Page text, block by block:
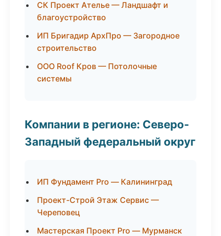
СК Проект Ателье — Ландшафт и
благоустройство
ИП Бригадир АрхПро — Загородное
строительство
ООО Roof Кров — Потолочные
системы
Компании в регионе: Северо-
Западный федеральный округ
ИП Фундамент Pro — Калининград
Проект-Строй Этаж Сервис —
Череповец
Мастерская Проект Pro — Мурманск